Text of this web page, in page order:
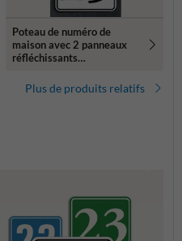
Poteau de numéro de
maison avec 2 panneaux
réfléchissants
Plus de produits relatifs